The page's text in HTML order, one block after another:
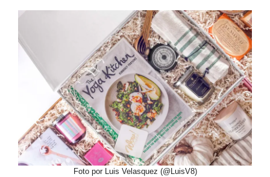
Foto por Luis Velasquez (@LuisV8)